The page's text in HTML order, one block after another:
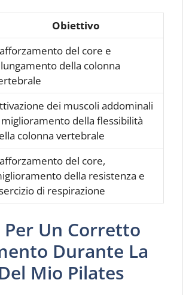
Obiettivo
del core e
della colonna
dei muscoli addominali
della flessibilità
colonna vertebrale
del core,
della resistenza e
di respirazione
Per Un Corretto
Durante La
Mio Pilates